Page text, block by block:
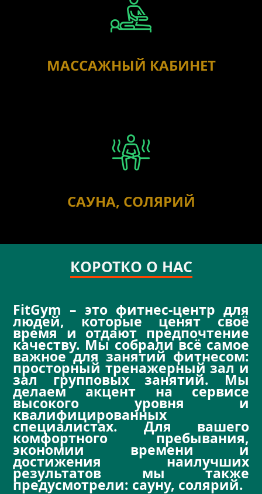
МАССАЖНЫЙ КАБИНЕТ
САУНА, СОЛЯРИЙ
КОРОТКО О НАС
FitGym – это фитнес-центр для
людей, которые ценят своё
время и отдают предпочтение
качеству. Мы собрали всё самое
важное для занятий фитнесом:
просторный тренажерный зал и
зал групповых занятий. Мы
делаем акцент на сервисе
высокого уровня и
квалифицированных
специалистах. Для вашего
комфортного пребывания,
экономии времени и
достижения наилучших
результатов мы также
предусмотрели: cауну, солярий.